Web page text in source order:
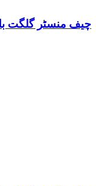
چیف منسٹر گلگت